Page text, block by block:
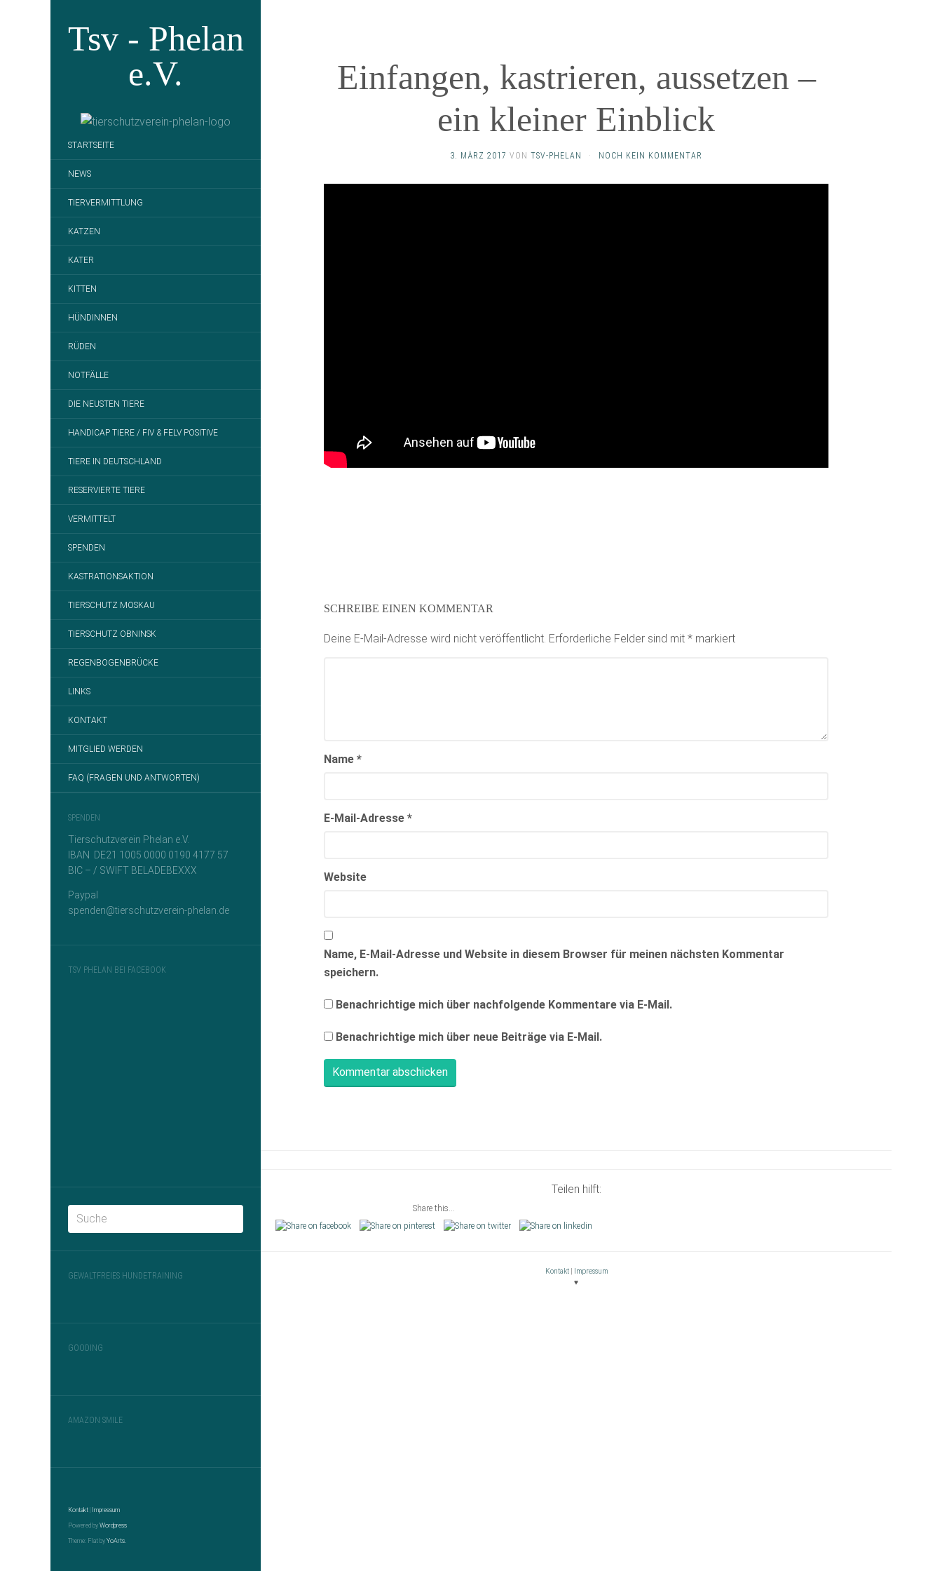
Tsv - Phelan
e.V.
STARTSEITE
NEWS
TIERVERMITTLUNG
KATZEN
KATER
KITTEN
HÜNDINNEN
RÜDEN
NOTFÄLLE
DIE NEUSTEN TIERE
HANDICAP TIERE / FIV & FELV POSITIVE
TIERE IN DEUTSCHLAND
RESERVIERTE TIERE
VERMITTELT
SPENDEN
KASTRATIONSAKTION
TIERSCHUTZ MOSKAU
TIERSCHUTZ OBNINSK
REGENBOGENBRÜCKE
LINKS
KONTAKT
MITGLIED WERDEN
FAQ (FRAGEN UND ANTWORTEN)
SPENDEN
Tierschutzverein Phelan e.V.
IBAN DE21 1005 0000 0190 4177 57
BIC – / SWIFT BELADEBEXXX
Paypal
spenden@tierschutzverein-phelan.de
TSV PHELAN BEI FACEBOOK
GEWALTFREIES HUNDETRAINING
GOODING
AMAZON SMILE
Kontakt Impressum
Powered by Wordpress
Theme: Flat by YoArts.
Einfangen, kastrieren, aussetzen –
ein kleiner Einblick
3. MÄRZ 2017 VON TSV-PHELAN · NOCH KEIN KOMMENTAR
SCHREIBE EINEN KOMMENTAR
Deine E-Mail-Adresse wird nicht veröffentlicht. Erforderliche Felder sind mit * markiert
Name *
E-Mail-Adresse *
Website
Name, E-Mail-Adresse und Website in diesem Browser für meinen nächsten Kommentar
speichern.
Benachrichtige mich über nachfolgende Kommentare via E-Mail.
Benachrichtige mich über neue Beiträge via E-Mail.
Teilen hilft:
Share this...
Kontakt|
Impressum
♥